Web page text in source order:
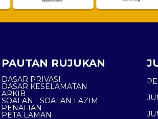
PAUTAN RUJUKAN
DASAR PRIVASI
DASAR KESELAMATAN
ARKIB
SOALAN - SOALAN LAZIM
PENAFIAN
PETA LAMAN